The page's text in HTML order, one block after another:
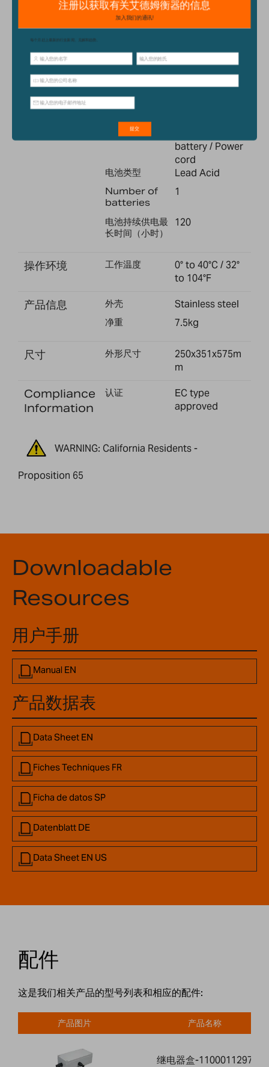
称重单位 g, kg
稳定时间 2
校准 外部校准
电源
battery / Power
cord
电池类型 Lead Acid
Number of
batteries
1
电池持续供电最
长时间（小时）
120
操作环境 工作温度
0° to 40°C / 32°
to 104°F
产品信息 外壳 Stainless steel
净重 7.5kg
尺寸 外形尺寸
250x351x575m
m
Compliance
Information
认证
EC type
approved
WARNING: California Residents -
Proposition 65
Downloadable
Resources
用户手册
Manual EN
产品数据表
Data Sheet EN
Fiches Techniques FR
Ficha de datos SP
Datenblatt DE
Data Sheet EN US
配件
这是我们相关产品的型号列表和相应的配件:
产品图片 产品名称
继电器盒-1100011297